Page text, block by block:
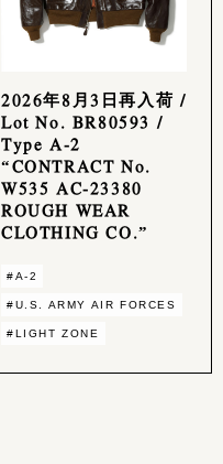
2026年8月3日再入荷 /
Lot No. BR80593 /
Type A-2
“CONTRACT No.
W535 AC-23380
ROUGH WEAR
CLOTHING CO.”
#A-2
#U.S. ARMY AIR FORCES
#LIGHT ZONE